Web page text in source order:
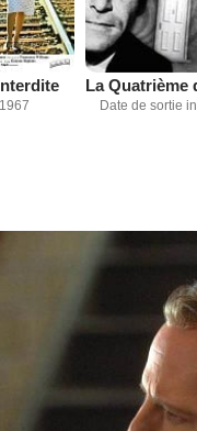
Date de sortie